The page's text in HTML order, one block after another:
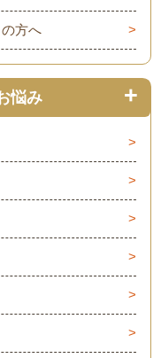
方へ
悩み